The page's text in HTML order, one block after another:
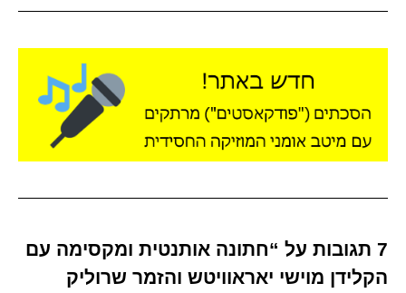
7 תגובות על “חתונה אותנטית ומקסימה עם
הקלידן מוישי יאראוויטש והזמר שרוליק